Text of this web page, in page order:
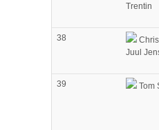
Trentin
38
Juul
39 Tom